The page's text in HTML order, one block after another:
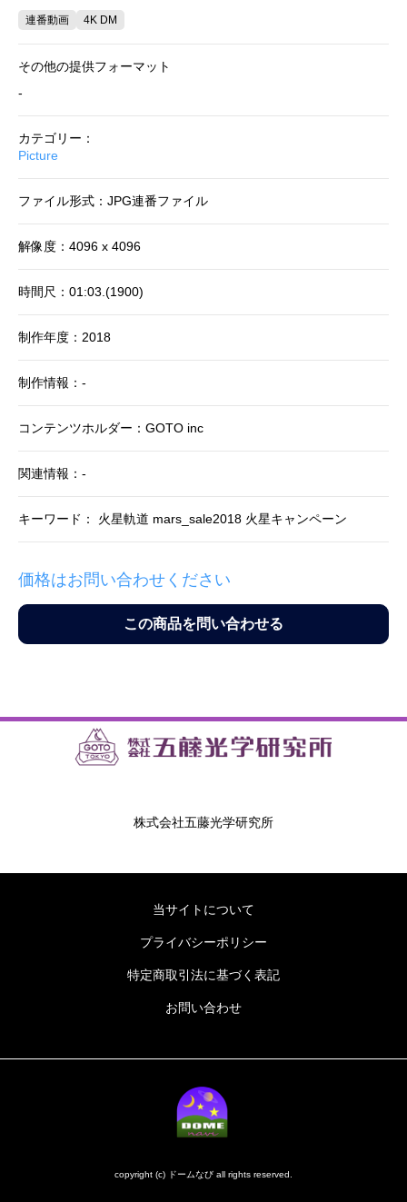
連番動画 4K DM
その他の提供フォーマット
-
カテゴリー：
Picture
ファイル形式：JPG連番ファイル
解像度：4096 x 4096
時間尺：01:03.(1900)
制作年度：2018
制作情報：-
コンテンツホルダー：GOTO inc
関連情報：-
キーワード： 火星軌道 mars_sale2018 火星キャンペーン
価格はお問い合わせください
この商品を問い合わせる
株式会社五藤光学研究所
当サイトについて
プライバシーポリシー
特定商取引法に基づく表記
お問い合わせ
copyright (c) ドームなび all rights reserved.